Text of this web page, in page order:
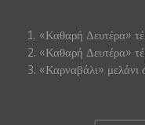
«Καθαρή Δευτέρα»
«Καθαρή Δευτέρα»
«Καρναβάλι»